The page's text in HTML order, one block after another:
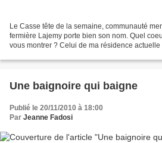
Le Casse tête de la semaine, communauté
fermière Lajemy porte bien son nom. Quel
vous montrer ? Celui de ma résidence
Une baignoire qui baigne
Publié le 20/11/2010 à 18:00
Par Jeanne Fadosi